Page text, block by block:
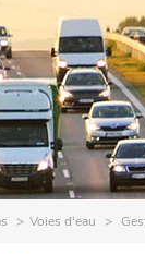
Voies d'eau